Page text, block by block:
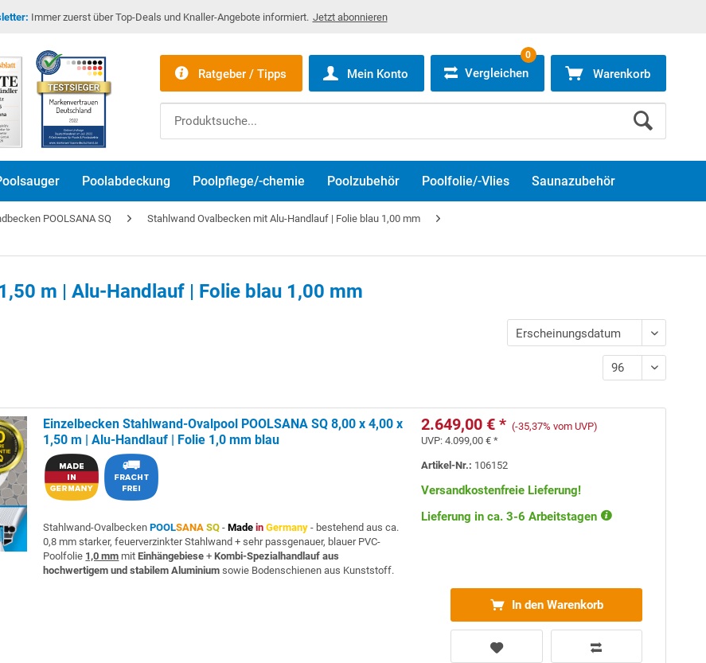
Immer zuerst über Top-Deals und Knaller-Angebote informiert. Jetzt abonnieren
Ratgeber / Tipps Mein Konto Vergleichen
0
Warenkorb
Poolabdeckung Poolpflege/-chemie Poolzubehör Poolfolie/-Vlies Saunazubehör
POOLSANA SQ
Stahlwand Ovalbecken mit Alu-Handlauf | Folie blau 1,00 mm
m | Alu-Handlauf | Folie blau 1,00 mm
Einzelbecken Stahlwand-Ovalpool POOLSANA SQ 8,00 x 4,00 x
1,50 m | Alu-Handlauf | Folie 1,0 mm blau
Stahlwand-OvalbeckenPOOLSANA SQ -Made in Germany - bestehend aus ca.
0,8 mm starker, feuerverzinkter Stahlwand + sehr passgenauer, blauer PVC-
Poolfolie 1,0 mm mitEinhängebiese +Kombi-Spezialhandlauf aus
hochwertigem und stabilem Aluminium sowie Bodenschienen aus Kunststoff.
2.649,00 € * (-35,37% vom UVP)
UVP:4.099,00 € *
Artikel-Nr.: 106152
Versandkostenfreie Lieferung!
Lieferung in ca. 3-6 Arbeitstagen
In den Warenkorb